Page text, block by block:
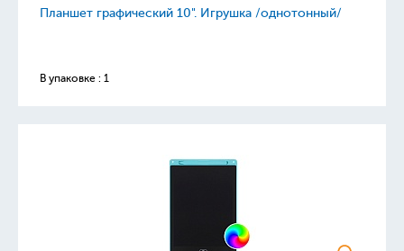
Планшет графический 10". Игрушка /однотонный/
В упаковке : 1